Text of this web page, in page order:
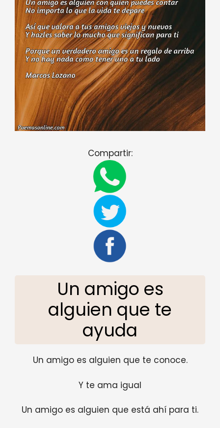
Compartir:
Un amigo es
alguien que te
ayuda
Un amigo es alguien que te conoce.
Y te ama igual
Un amigo es alguien que está ahí para ti.